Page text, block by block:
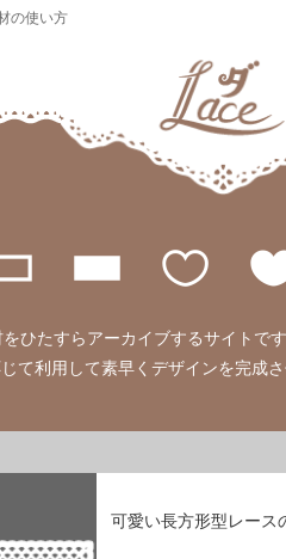
の使い方
ひたすらアーカイブするサイトです
利用して素早くデザインを完成
可愛い長方形型レース